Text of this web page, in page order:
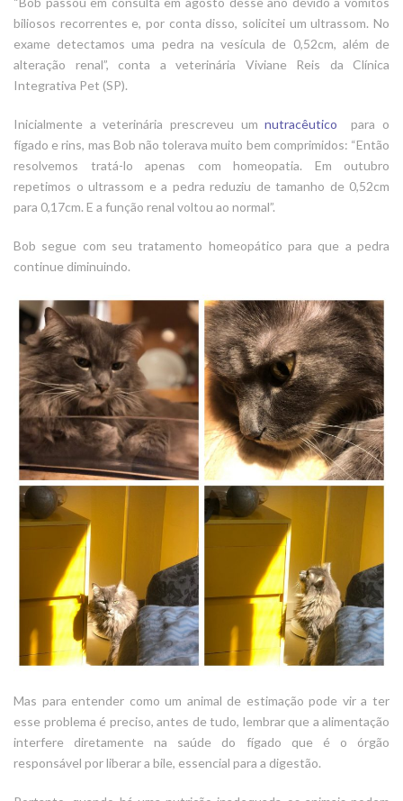
biliosos recorrentes e, por conta disso, solicitei um ultrassom. No
exame detectamos uma pedra na vesícula de 0,52cm, além de
alteração renal”, conta a veterinária Viviane Reis da Clínica
Integrativa Pet (SP).
Inicialmente a veterinária prescreveu umnutracêutico para o
fígado e rins, mas Bob não tolerava muito bem comprimidos: “Então
resolvemos tratá-lo apenas com homeopatia. Em outubro
repetimos o ultrassom e a pedra reduziu de tamanho de 0,52cm
para 0,17cm. E a função renal voltou ao normal”.
Bob segue com seu tratamento homeopático para que a pedra
continue diminuindo.
Mas para entender como um animal de estimação pode vir a ter
esse problema é preciso, antes de tudo, lembrar que a alimentação
interfere diretamente na saúde do fígado que é o órgão
responsável por liberar a bile, essencial para a digestão.